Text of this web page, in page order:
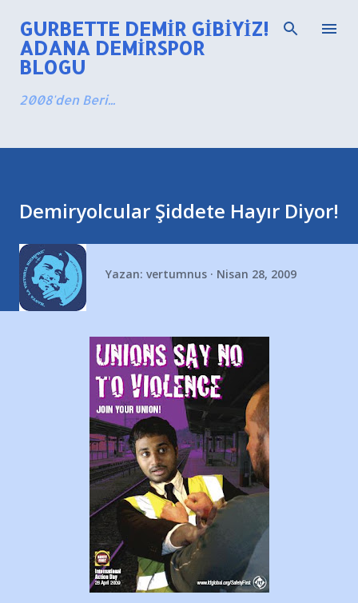
Ana içeriğe atla
GURBETTE DEMIR GIBIYIZ!
ADANA DEMIRSPOR
BLOGU
2008'den Beri...
Demiryolcular Şiddete Hayır Diyor!
Yazan: vertumnus Nisan 28, 2009